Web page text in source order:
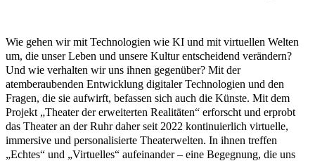
Wie gehen wir mit Technologien wie KI und mit virtuellen Welten
um, die unser Leben und unsere Kultur entscheidend verändern?
Und wie verhalten wir uns ihnen gegenüber? Mit der
atemberaubenden Entwicklung digitaler Technologien und den
Fragen, die sie aufwirft, befassen sich auch die Künste. Mit dem
Projekt „Theater der erweiterten Realitäten“ erforscht und erprobt
das Theater an der Ruhr daher seit 2022 kontinuierlich virtuelle,
immersive und personalisierte Theaterwelten. In ihnen treffen
„Echtes“ und „Virtuelles“ aufeinander – eine Begegnung, die uns